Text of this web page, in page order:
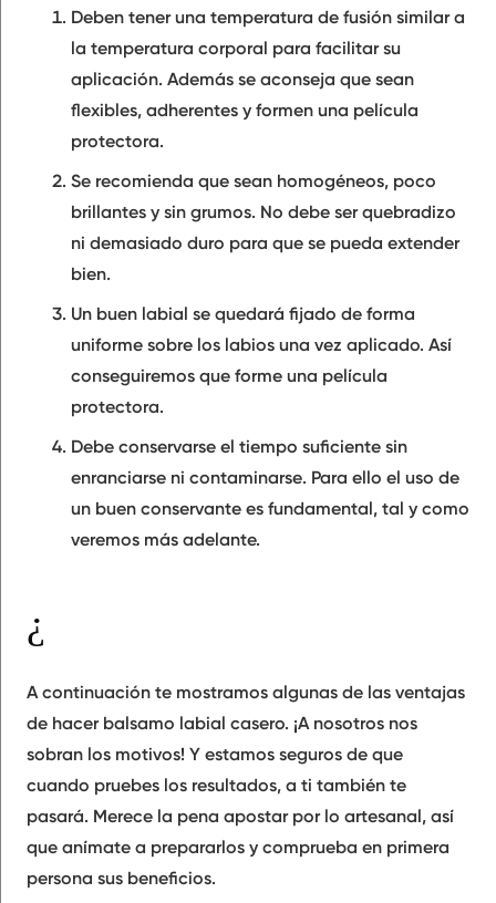
Deben tener una temperatura de fusión similar a
la temperatura corporal para facilitar su
aplicación. Además se aconseja que sean
flexibles, adherentes y formen una película
protectora.
Se recomienda que sean homogéneos, poco
brillantes y sin grumos. No debe ser quebradizo
ni demasiado duro para que se pueda extender
bien.
Un buen labial se quedará fijado de forma
uniforme sobre los labios una vez aplicado. Así
conseguiremos que forme una película
protectora.
Debe conservarse el tiempo suficiente sin
enranciarse ni contaminarse. Para ello el uso de
un buen conservante es fundamental, tal y como
veremos más adelante.
¿Por qué hacer balsamo labial casero?
A continuación te mostramos algunas de las ventajas
de hacer balsamo labial casero. ¡A nosotros nos
sobran los motivos! Y estamos seguros de que
cuando pruebes los resultados, a ti también te
pasará. Merece la pena apostar por lo artesanal, así
que anímate a prepararlos y comprueba en primera
persona sus beneficios.